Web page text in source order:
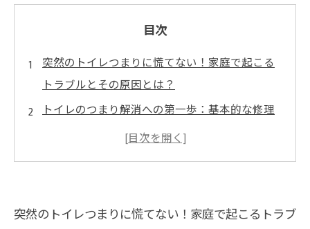
目次
突然のトイレつまりに慌てない！家庭で起こる
トラブルとその原因とは？
トイレのつまり解消への第一歩：基本的な修理
方法と必要な道具をチェック
紙の過剰使用や異物落下が引き起こすトイレト
応急処置から本格修理まで！初心者でも安心の
突然のトイレつまりに慌てない！家庭で起こるトラブ